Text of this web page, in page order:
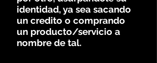
identidad, ya sea sacando
un credito o comprando
un producto/servicio a
nombre de tal.